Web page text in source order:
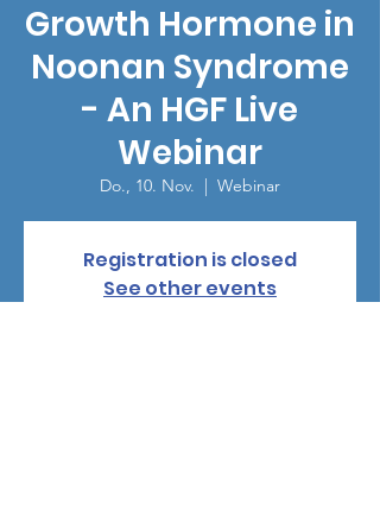
Growth Hormone in
Noonan Syndrome
- An HGF Live
Webinar
Do., 10. Nov.
  |
Webinar
Registration is closed
See other events